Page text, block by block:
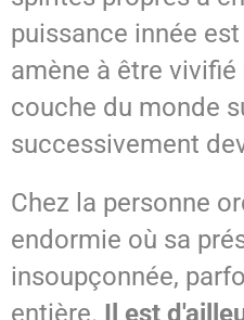
puissance innée est
amène à être
couche du monde
successivement
Chez la personne
endormie où sa
insoupçonnée,
entière. Il est